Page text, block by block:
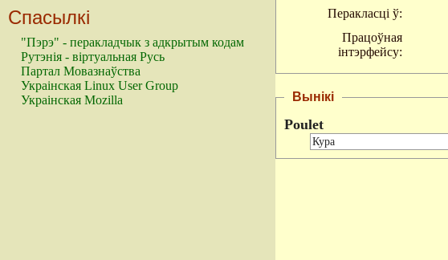
Спасылкі
"Пэрэ" - перакладчык з адкрытым кодам
Рутэнія - віртуальная Русь
Партал Мовазнаўства
Украінская Linux User Group
Украінская Mozilla
Перакласці ў:
Працоўная
інтэрфейсу:
Вынікі
Poulet